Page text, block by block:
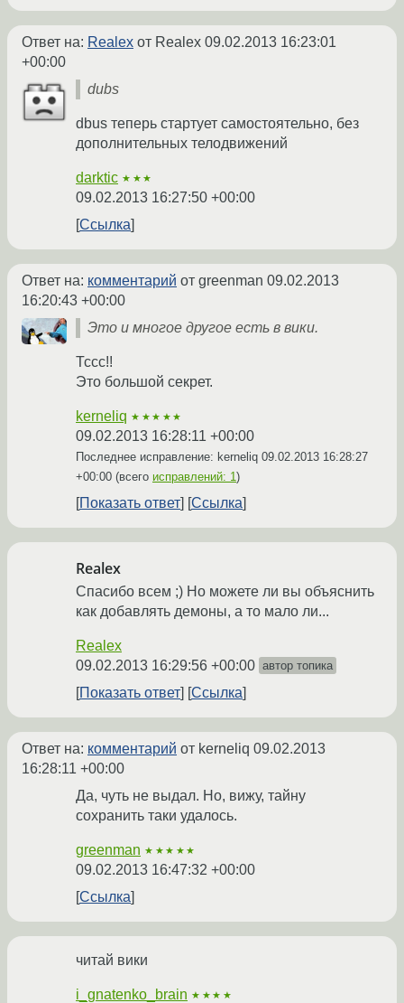
Ответ на: Realex от Realex 09.02.2013 16:23:01
+00:00
dubs
dbus теперь стартует самостоятельно, без
дополнительных телодвижений
darktic ★★★
09.02.2013 16:27:50 +00:00
Ссылка
Ответ на: комментарий от greenman 09.02.2013
16:20:43 +00:00
Это и многое другое есть в вики.
Тссс!!
Это большой секрет.
kerneliq ★★★★★
09.02.2013 16:28:11 +00:00
Последнее исправление: kerneliq 09.02.2013 16:28:27
+00:00 (всего исправлений: 1)
Показать ответ Ссылка
Realex
Спасибо всем ;) Но можете ли вы объяснить
как добавлять демоны, а то мало ли...
Realex
09.02.2013 16:29:56 +00:00 автор топика
Показать ответ Ссылка
Ответ на: комментарий от kerneliq 09.02.2013
16:28:11 +00:00
Да, чуть не выдал. Но, вижу, тайну
сохранить таки удалось.
greenman ★★★★★
09.02.2013 16:47:32 +00:00
Ссылка
читай вики
i_gnatenko_brain ★★★★